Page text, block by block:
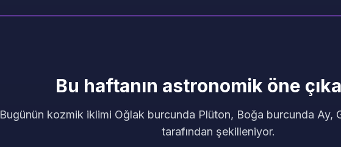
Bu haftanın astronomik öne
Bugünün kozmik iklimi Oğlak burcunda Plüton, Boğa burcunda Ay,
tarafından şekilleniyor.